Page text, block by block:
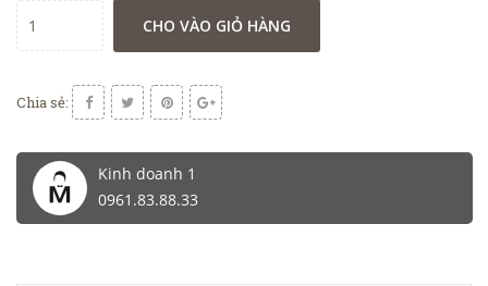
CHO VÀO GIỎ HÀNG
Chia sẻ:
Kinh doanh 1
0961.83.88.33